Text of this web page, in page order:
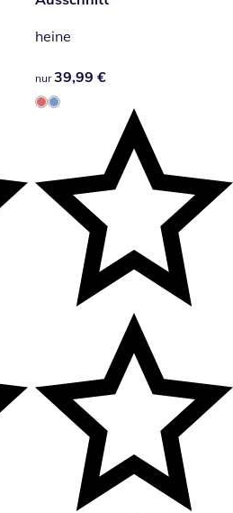
heine
39,99 €
nur 39,99 €